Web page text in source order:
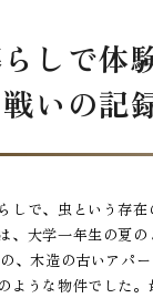
しで体
いの記
しで、虫という存
、大学一年生の夏
、木造の古いアパ
ような物件でした